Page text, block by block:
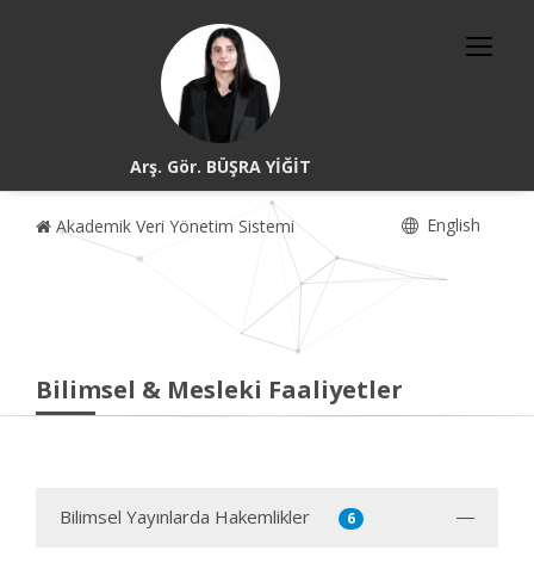
Arş. Gör. BÜŞRA YİĞİT
Akademik Veri Yönetim Sistemi English
Bilimsel & Mesleki Faaliyetler
Bilimsel Yayınlarda Hakemlikler 6